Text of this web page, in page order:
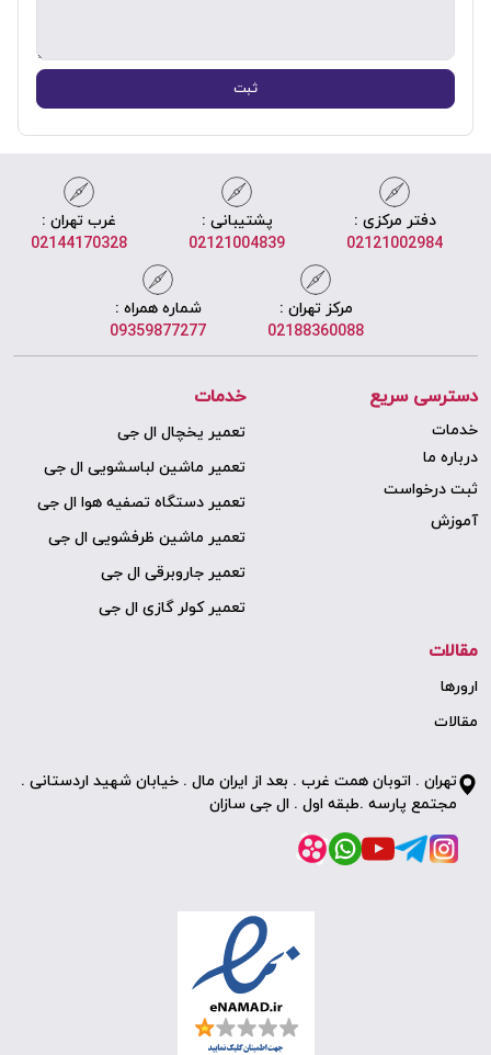
ثبت
دفتر مرکزی :
02121002984
پشتیبانی :
02121004839
غرب تهران :
02144170328
مرکز تهران :
02188360088
شماره همراه :
09359877277
دسترسی سریع
خدمات
درباره ما
ثبت درخواست
آموزش
خدمات
تعمیر یخچال ال جی
تعمیر ماشین لباسشویی ال جی
تعمیر دستگاه تصفیه هوا ال جی
تعمیر ماشین ظرفشویی ال جی
تعمیر جاروبرقی ال جی
تعمیر کولر گازی ال جی
مقالات
ارورها
مقالات
تهران . اتوبان همت غرب . بعد از ایران مال . خیابان شهید اردستانی .
مجتمع پارسه .طبقه اول . ال جی سازان